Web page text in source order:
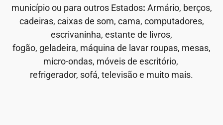
município ou para outros Estados: Armário, berços,
cadeiras, caixas de som, cama, computadores,
escrivaninha, estante de livros,
fogão, geladeira, máquina de lavar roupas, mesas,
micro-ondas, móveis de escritório,
refrigerador, sofá, televisão e muito mais.